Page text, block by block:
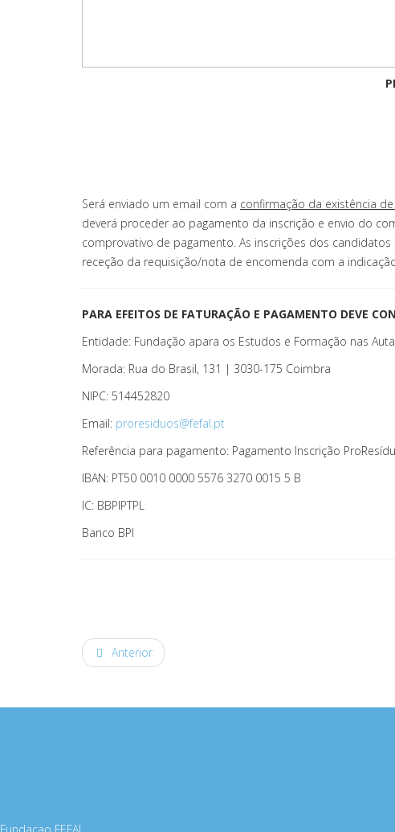
Será enviado um email com a confirmação da existência
deverá proceder ao pagamento da inscrição e envio do
comprovativo de pagamento. As inscrições dos
receção da requisição/nota de encomenda com a
PARA EFEITOS DE FATURAÇÃO E PAGAMENTO DEVE
Entidade: Fundação apara os Estudos e Formação nas
Morada: Rua do Brasil, 131 | 3030-175 Coimbra
NIPC: 514452820
Email: proresiduos@fefal.pt
Referência para pagamento: Pagamento Inscrição
IBAN: PT50 0010 0000 5576 3270 0015 5 B
IC: BBPIPTPL
Banco BPI
Anterior